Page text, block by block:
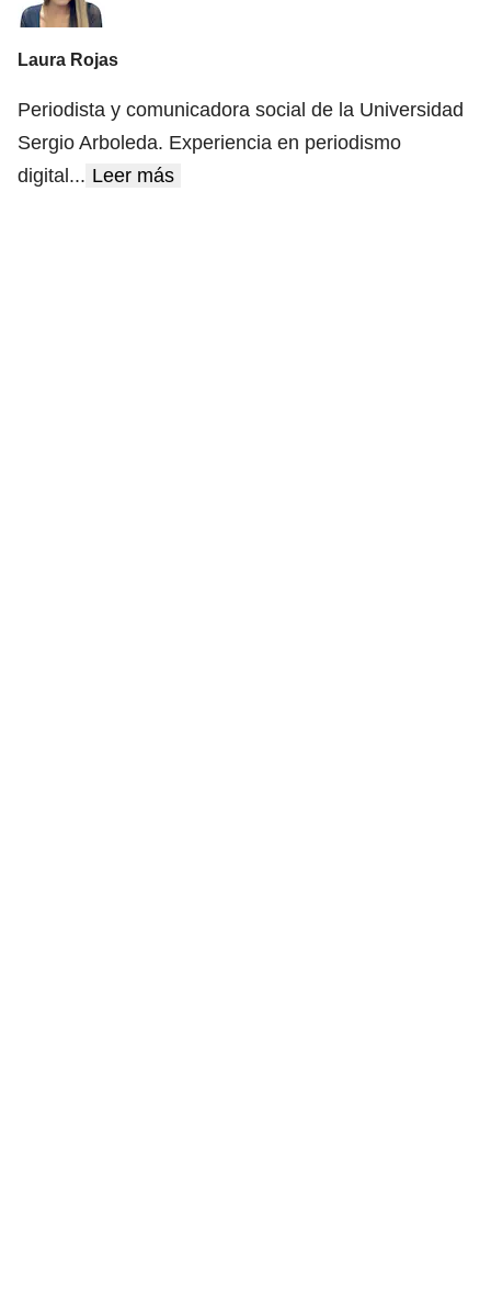
Laura Rojas
Periodista y comunicadora social de la Universidad
Sergio Arboleda. Experiencia en periodismo
digital ... Leer más